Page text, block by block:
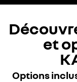
et
Options